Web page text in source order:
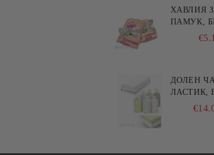
ХАВЛИЯ
ПАМУК,
ДОЛЕН
ЛАСТИК,
100%